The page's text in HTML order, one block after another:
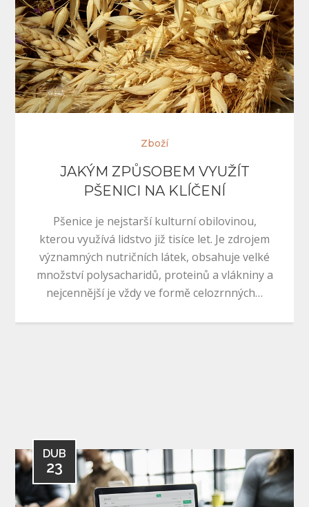
Zboží
JAKÝM ZPŮSOBEM VYUŽÍT
PŠENICI NA KLÍČENÍ
Pšenice je nejstarší kulturní obilovinou,
kterou využívá lidstvo již tisíce let. Je zdrojem
významných nutričních látek, obsahuje velké
množství polysacharidů, proteinů a vlákniny a
nejcennější je vždy ve formě celozrnných…
DUB
23